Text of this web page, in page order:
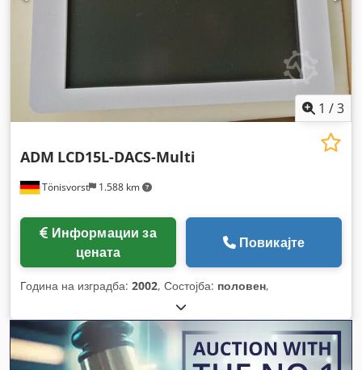
1 /3
Tönisvorst 1.588 km
ADM LCD15L-DACS-Multi
цената
Повикајте
Година на изградба: 2002, Состојба: половен,